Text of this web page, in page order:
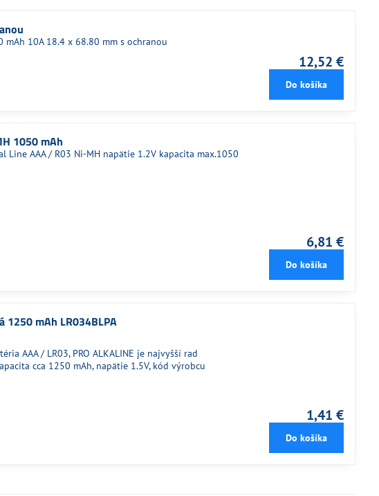
10A 18.4 x 68.80 mm s ochranou
12,52 €
Do košíka
1050 mAh
AAA / R03 Ni-MH napätie 1.2V kapacita max.1050
6,81 €
Do košíka
1250 mAh LR034BLPA
AAA / LR03, PRO ALKALINE je najvyšší rad
cca 1250 mAh, napätie 1.5V, kód výrobcu
1,41 €
Do košíka